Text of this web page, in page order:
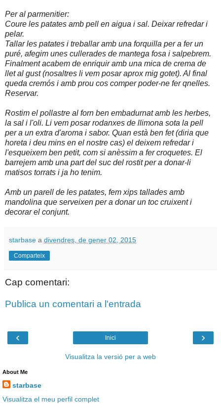
Per al parmenitier:
Coure les patates amb pell en aigua i sal. Deixar refredar i
pelar.
Tallar les patates i treballar amb una forquilla per a fer un
puré, afegim unes cullerades de mantega fosa i salpebrem.
Finalment acabem de enriquir amb una mica de crema de
llet al gust (nosaltres li vem posar aprox mig gotet). Al final
queda cremós i amb prou cos comper poder-ne fer qnelles.
Reservar.
Rostim el pollastre al forn ben embadurnat amb les herbes,
la sal i l'oli. Li vem posar rodanxes de llimona sota la pell
per a un extra d'aroma i sabor. Quan està ben fet (diria que
horeta i deu mins en el nostre cas) el deixem refredar i
l'esqueixem ben petit, com si anèssim a fer croquetes. El
barrejem amb una part del suc del rostit per a donar-li
matisos torrats i ja ho tenim.
Amb un parell de les patates, fem xips tallades amb
mandolina que serveixen per a donar un toc cruixent i
decorar el conjunt.
starbase a divendres, de gener 02, 2015
Comparteix
Cap comentari:
Publica un comentari a l'entrada
‹ ›
Inici
Visualitza la versió per a web
About Me
starbase
Visualitza el meu perfil complet